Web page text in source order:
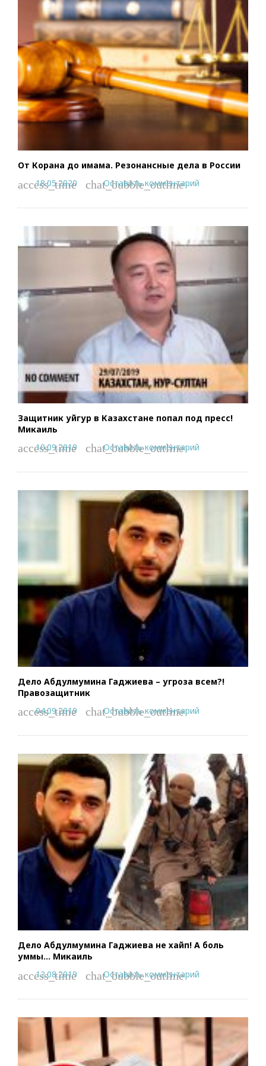
От Корана до имама. Резонансные дела в России
access_time
18.05.2020 chat_bubble_outline
Оставить комментарий
Защитник уйгур в Казахстане попал под пресс!
Микаиль
access_time
10.09.2019 chat_bubble_outline
Оставить комментарий
Дело Абдулмумина Гаджиева – угроза всем?!
Правозащитник
access_time
04.09.2019 chat_bubble_outline
Оставить комментарий
Дело Абдулмумина Гаджиева не хайп! А боль
уммы… Микаиль
access_time
12.08.2019 chat_bubble_outline
Оставить комментарий